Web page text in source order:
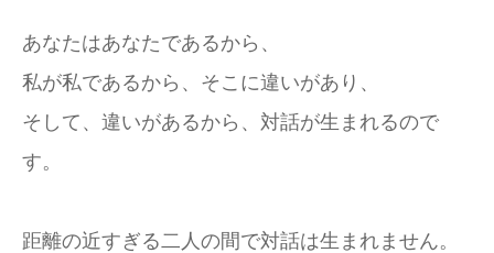
あなたはあなたであるから、
私が私であるから、そこに違いがあり、
そして、違いがあるから、対話が生まれるので
す。
距離の近すぎる二人の間で対話は生まれません。